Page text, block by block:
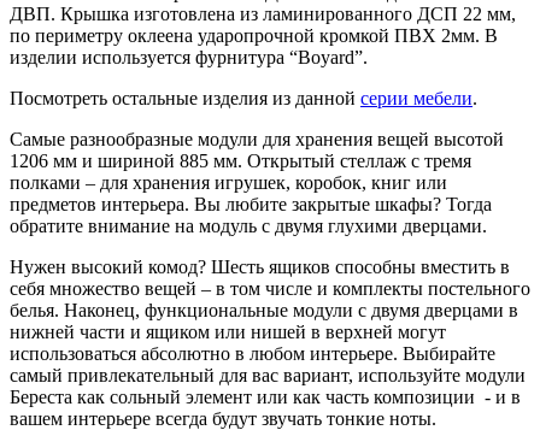
ДВП. Крышка изготовлена из ламинированного ДСП 22 мм,
по периметру оклеена ударопрочной кромкой ПВХ 2мм. В
изделии используется фурнитура “Boyard”.
Посмотреть остальные изделия из данной серии мебели.
Самые разнообразные модули для хранения вещей высотой
1206 мм и шириной 885 мм. Открытый стеллаж с тремя
полками – для хранения игрушек, коробок, книг или
предметов интерьера. Вы любите закрытые шкафы? Тогда
обратите внимание на модуль с двумя глухими дверцами.
Нужен высокий комод? Шесть ящиков способны вместить в
себя множество вещей – в том числе и комплекты постельного
белья. Наконец, функциональные модули с двумя дверцами в
нижней части и ящиком или нишей в верхней могут
использоваться абсолютно в любом интерьере. Выбирайте
самый привлекательный для вас вариант, используйте модули
Береста как сольный элемент или как часть композиции - и в
вашем интерьере всегда будут звучать тонкие ноты.